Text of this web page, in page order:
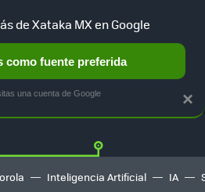
MERCADO LIBRE
Inteligencia Artificial IA
×
de Xataka MX en Google
como fuente preferida
una cuenta de Google